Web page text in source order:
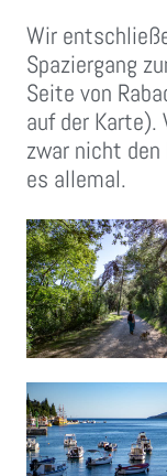
Wir
Spaziergang
Seite von
auf der
zwar nicht
es allemal.